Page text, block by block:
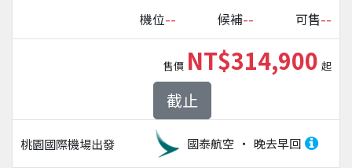
機位-- 候補-- 可售--
桃園國際機場出發 國泰航空 晚去早回
售價 NT$314,900 起
截止